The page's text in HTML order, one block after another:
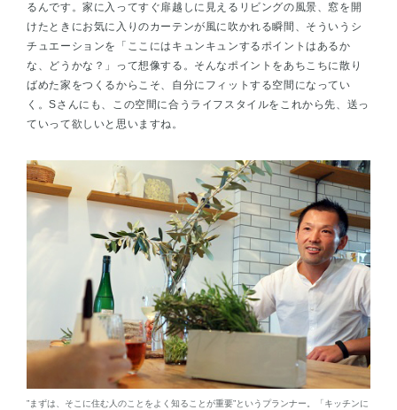
るんです。家に入ってすぐ扉越しに見えるリビングの風景、窓を開
けたときにお気に入りのカーテンが風に吹かれる瞬間、そういうシ
チュエーションを「ここにはキュンキュンするポイントはあるか
な、どうかな？」って想像する。そんなポイントをあちこちに散り
ばめた家をつくるからこそ、自分にフィットする空間になってい
く。Sさんにも、この空間に合うライフスタイルをこれから先、送っ
ていって欲しいと思いますね。
”まずは、そこに住む人のことをよく知ることが重要”というプランナー。「キッチンに